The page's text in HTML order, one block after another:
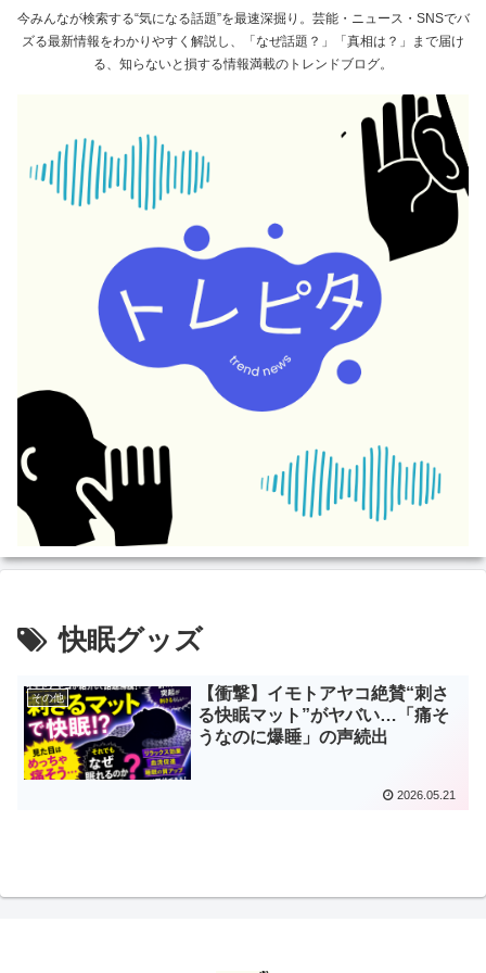
今みんなが検索する“気になる話題”を最速深掘り。芸能・ニュース・SNSでバ
ズる最新情報をわかりやすく解説し、「なぜ話題？」「真相は？」まで届け
る、知らないと損する情報満載のトレンドブログ。
快眠グッズ
その他
【衝撃】イモトアヤコ絶賛“刺さ
る快眠マット”がヤバい…「痛そ
うなのに爆睡」の声続出
2026.05.21